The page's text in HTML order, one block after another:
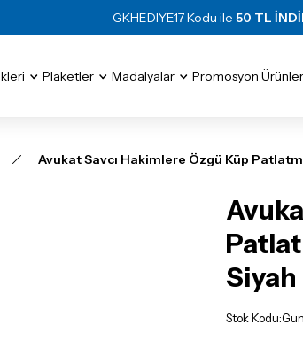
GKHEDIYE17 Kodu ile 50 TL
Plaketler Madalyalar Promosyon
Avukat Savcı Hakimlere Özgü Küp
Siyah
Stok Kodu: